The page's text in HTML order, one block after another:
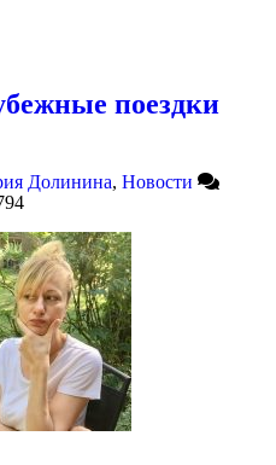
поездки
Долинина, Новости